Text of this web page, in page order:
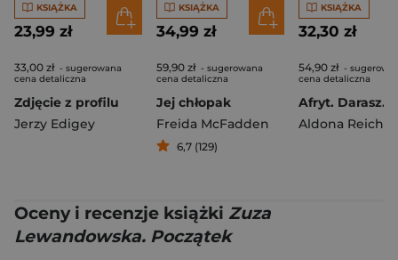
KSIĄŻKA
23,99 zł
33,00 zł - sugerowana
cena detaliczna
Zdjęcie z profilu
Jerzy Edigey
KSIĄŻKA
34,99 zł
59,90 zł - sugerowana
cena detaliczna
Jej chłopak
Freida McFadden
6,7 (129)
KSIĄŻKA
32,30 zł
54,90 zł -
cena detaliczna
Aldona Reich
Oceny i recenzje książki Zuza
Lewandowska. Początek